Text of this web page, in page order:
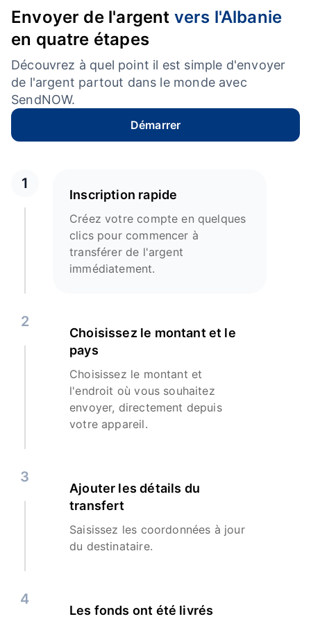
Envoyer de l'argent vers l'Albanie
en quatre étapes
Découvrez à quel point il est simple d'envoyer
de l'argent partout dans le monde avec
SendNOW.
Démarrer
1
Inscription rapide
Créez votre compte en quelques
clics pour commencer à
transférer de l'argent
immédiatement.
2
Choisissez le montant et le
pays
Choisissez le montant et
l'endroit où vous souhaitez
envoyer, directement depuis
votre appareil.
3
Ajouter les détails du
transfert
Saisissez les coordonnées à jour
du destinataire.
4
Les fonds ont été livrés